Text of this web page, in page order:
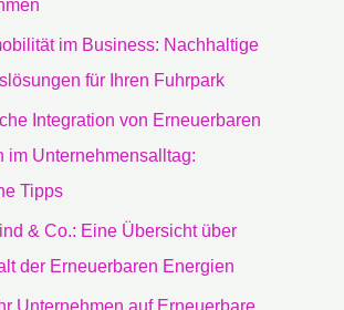
im Business: Nachhaltige
für Ihren Fuhrpark
Integration von Erneuerbaren
im Unternehmensalltag:
Tipps
& Co.: Eine Übersicht über
der Erneuerbaren Energien
Unternehmen auf Erneuerbare